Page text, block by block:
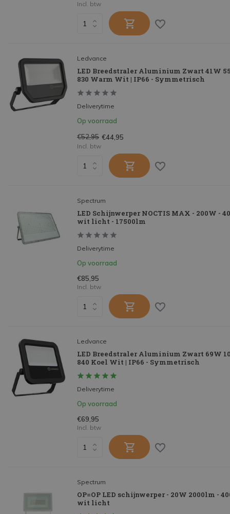
Incl. btw
Ledvance
LED Breedstraler Aluminium Zwart 41W
830 Warm Wit | IP66 - Symmetrisch
Deliverytime
Op voorraad
€52,95 €44,95
Incl. btw
Spectrum
LED Schijnwerper NOCTIS MAX - 200W -
wit licht - 17500lm
Deliverytime
Op voorraad
€85,95
Incl. btw
Ledvance
LED Breedstraler Aluminium Zwart 69W
840 Koel Wit | IP66 - Symmetrisch
Deliverytime
Op voorraad
€69,95
Incl. btw
Spectrum
OP=OP LED schijnwerper - 20W 2000lm -
wit licht